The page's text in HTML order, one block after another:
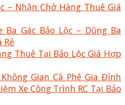
– Nhận Chở Hàng Thuê Giá
Ba Gác Bảo Lộc – Dũng Ba
Rẻ
Thuê Tại Bảo Lộc Giá Hợp
Gian Cà Phê Gia Đình
Xe Công Trình RC Tại Bảo